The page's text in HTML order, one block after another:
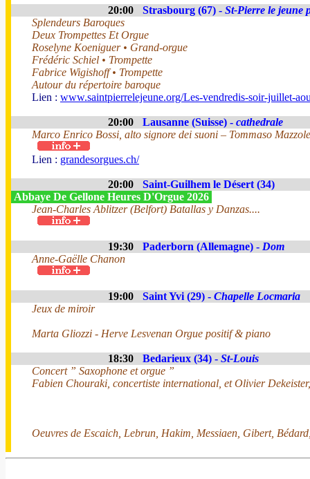
20:00 Strasbourg (67) - St-Pierre le jeune
Splendeurs Baroques
Deux Trompettes Et Orgue
Roselyne Koeniguer • Grand-orgue
Frédéric Schiel • Trompette
Fabrice Wigishoff • Trompette
Autour du répertoire baroque
Lien : www.saintpierrelejeune.org/Les-vendredis-soir-juillet-
20:00 Lausanne (Suisse) - cathedrale
Marco Enrico Bossi, alto signore dei suoni – Tommaso
Lien : grandesorgues.ch/
20:00
Saint-Guilhem le Désert (34)
Abbaye De Gellone Heures D'Orgue 2026
Jean-Charles Ablitzer (Belfort) Batallas y Danzas....
19:30 Paderborn (Allemagne) - Dom
Anne-Gaëlle Chanon
19:00 Saint Yvi (29) - Chapelle Locmaria
Jeux de miroir
Marta Gliozzi - Herve Lesvenan Orgue positif & piano
18:30 Bedarieux (34) - St-Louis
Concert ” Saxophone et orgue ”
Fabien Chouraki, concertiste international, et Olivier
Oeuvres de Escaich, Lebrun, Hakim, Messiaen, Gibert,